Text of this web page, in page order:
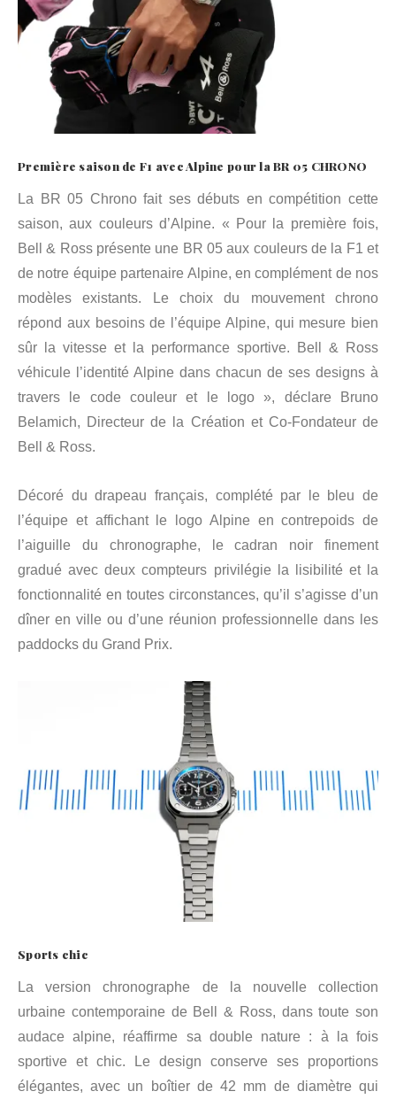
Première saison de F1 avec Alpine pour la BR 05 CHRONO
La BR 05 Chrono fait ses débuts en compétition cette
saison, aux couleurs d’Alpine. « Pour la première fois,
Bell & Ross présente une BR 05 aux couleurs de la F1 et
de notre équipe partenaire Alpine, en complément de nos
modèles existants. Le choix du mouvement chrono
répond aux besoins de l’équipe Alpine, qui mesure bien
sûr la vitesse et la performance sportive. Bell & Ross
véhicule l’identité Alpine dans chacun de ses designs à
travers le code couleur et le logo », déclare Bruno
Belamich, Directeur de la Création et Co-Fondateur de
Bell & Ross.
Décoré du drapeau français, complété par le bleu de
l’équipe et affichant le logo Alpine en contrepoids de
l’aiguille du chronographe, le cadran noir finement
gradué avec deux compteurs privilégie la lisibilité et la
fonctionnalité en toutes circonstances, qu’il s’agisse d’un
dîner en ville ou d’une réunion professionnelle dans les
paddocks du Grand Prix.
Sports chic
La version chronographe de la nouvelle collection
urbaine contemporaine de Bell & Ross, dans toute son
audace alpine, réaffirme sa double nature : à la fois
sportive et chic. Le design conserve ses proportions
élégantes, avec un boîtier de 42 mm de diamètre qui